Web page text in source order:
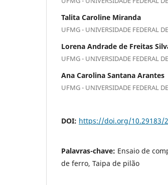
Talita Caroline Miranda
UFMG - UNIVERSIDADE FEDERAL
Lorena Andrade de Freitas
UFMG - UNIVERSIDADE FEDERAL
Ana Carolina Santana Arantes
UFMG - UNIVERSIDADE FEDERAL
DOI: https://doi.org/10.29183/
Palavras-chave: Ensaio de
de ferro, Taipa de pilão